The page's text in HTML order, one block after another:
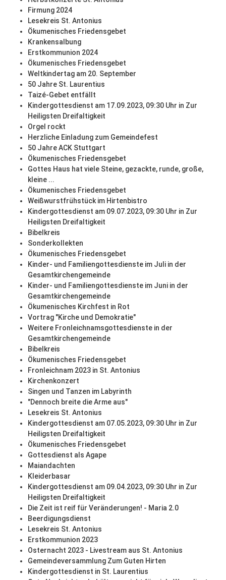
Firmung 2024
Lesekreis St. Antonius
Ökumenisches Friedensgebet
Krankensalbung
Erstkommunion 2024
Ökumenisches Friedensgebet
Weltkindertag am 20. September
50 Jahre St. Laurentius
Taizé-Gebet entfällt
Kindergottesdienst am 17.09.2023, 09:30 Uhr in Zur
Heiligsten Dreifaltigkeit
Orgel rockt
Herzliche Einladung zum Gemeindefest
50 Jahre ACK Stuttgart
Ökumenisches Friedensgebet
Gottes Haus hat viele Steine, gezackte, runde, große,
kleine ...
Ökumenisches Friedensgebet
Weißwurstfrühstück im Hirtenbistro
Kindergottesdienst am 09.07.2023, 09:30 Uhr in Zur
Heiligsten Dreifaltigkeit
Bibelkreis
Sonderkollekten
Ökumenisches Friedensgebet
Kinder- und Familiengottesdienste im Juli in der
Gesamtkirchengemeinde
Kinder- und Familiengottesdienste im Juni in der
Gesamtkirchengemeinde
Ökumenisches Kirchfest in Rot
Vortrag "Kirche und Demokratie"
Weitere Fronleichnamsgottesdienste in der
Gesamtkirchengemeinde
Bibelkreis
Ökumenisches Friedensgebet
Fronleichnam 2023 in St. Antonius
Kirchenkonzert
Singen und Tanzen im Labyrinth
"Dennoch breite die Arme aus"
Lesekreis St. Antonius
Kindergottesdienst am 07.05.2023, 09:30 Uhr in Zur
Heiligsten Dreifaltigkeit
Ökumenisches Friedensgebet
Gottesdienst als Agape
Maiandachten
Kleiderbasar
Kindergottesdienst am 09.04.2023, 09:30 Uhr in Zur
Heiligsten Dreifaltigkeit
Die Zeit ist reif für Veränderungen! - Maria 2.0
Beerdigungsdienst
Lesekreis St. Antonius
Erstkommunion 2023
Osternacht 2023 - Livestream aus St. Antonius
Gemeindeversammlung Zum Guten Hirten
Kindergottesdienst in St. Laurentius